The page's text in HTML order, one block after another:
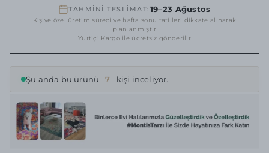
TAHMİNİ TESLİMAT: 19–23 Ağustos
Kişiye özel üretim süreci ve hafta sonu tatilleri dikkate alınarak
planlanmıştır
Yurtiçi Kargo ile ücretsiz gönderilir
Şu anda bu ürünü 7 kişi inceliyor.